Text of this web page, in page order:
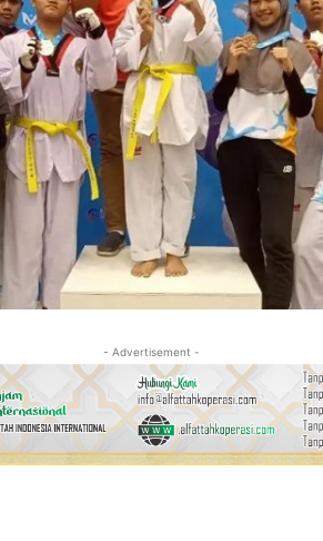
- Advertisement -